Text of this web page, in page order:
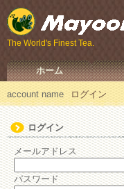
The World's Finest Tea.
ホーム
account name ログイン
ログイン
メールアドレス
パスワード